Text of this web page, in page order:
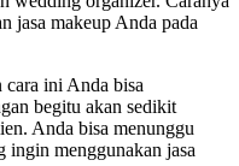
jasa makeup Anda pada
cara ini Anda bisa
begitu akan sedikit
Anda bisa menunggu
ingin menggunakan jasa